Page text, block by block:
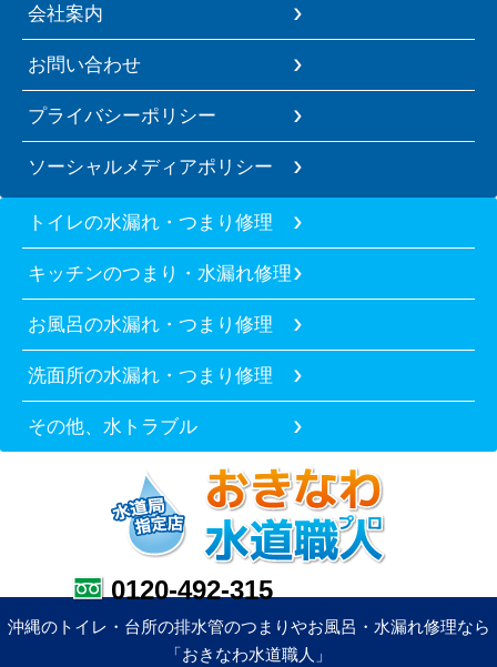
会社案内
お問い合わせ
プライバシーポリシー
ソーシャルメディアポリシー
トイレの水漏れ・つまり修理
キッチンのつまり・水漏れ修理
お風呂の水漏れ・つまり修理
洗面所の水漏れ・つまり修理
その他、水トラブル
0120-492-315
沖縄のトイレ・台所の排水管のつまりやお風呂・水漏れ修理なら
「おきなわ水道職人」